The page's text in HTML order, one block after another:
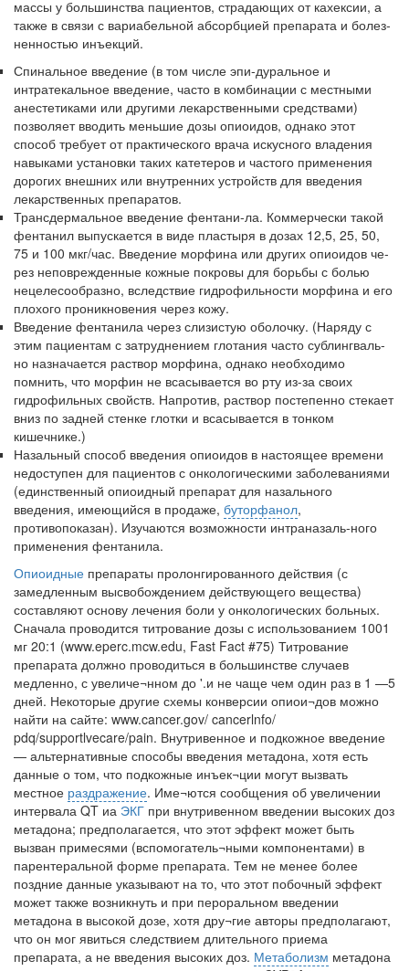
родителей в
больничной палате
бесплатно, в течении всего срока лечения...
массы у большинства пациентов, страдающих от кахексии, а
также в связи с вариа­бельной абсорбцией препарата и болез­
ненностью инъекций.
Спинальное введение (в том числе эпи-дуральное и
интратекальное введение, часто в комбинации с местными
анесте­тиками или другими лекарственными средствами)
позволяет вводить меньшие дозы опиоидов, однако этот
способ тре­бует от практического врача искусного владения
навыками установки таких ка­тетеров и частого применения
дорогих внешних или внутренних устройств для введения
лекарственных препаратов.
Трансдермальное введение фентани-ла. Коммерчески такой
фентанил вы­пускается в виде пластыря в дозах 12,5, 25, 50,
75 и 100 мкг/час. Введе­ние морфина или других опиоидов че­
рез неповрежденные кожные покровы для борьбы с болью
нецелесообразно, вследствие гидрофильности морфина и его
плохого проникновения через кожу.
Введение фентанила через слизистую оболочку. (Наряду с
этим пациентам с за­труднением глотания часто сублингваль-
но назначается раствор морфина, однако необходимо
помнить, что морфин не вса­сывается во рту из-за своих
гидрофильных свойств. Напротив, раствор постепенно стекает
вниз по задней стенке глотки и всасывается в тонком
кишечнике.)
Назальный способ введения опиоидов в настоящее времени
недоступен для па­циентов с онкологическими заболевани­ями
(единственный опиоидный препарат для назального
введения, имеющийся в продаже, буторфанол,
противопоказан). Изучаются возможности интраназаль-ного
применения фентанила.
Опиоидные препараты пролонгированного действия (с
замедленным высвобождением дей­ствующего вещества)
составляют основу лече­ния боли у онкологических больных.
Сначала проводится титрование дозы с использованием 1001
мг 20:1 (www.eperc.mcw.edu, Fast Fact #75) Титрование
препарата должно проводиться в большинстве случаев
медленно, с увеличе¬нном до '.и не чаще чем один раз в 1 —5
дней. Некоторые другие схемы конверсии опиои¬дов можно
найти на сайте: www.cancer.gov/ cancerlnfo/
pdq/supportlvecare/pain. Внутривенное и подкожное введение
— альтернативные способы введения метадона, хотя есть
данные о том, что подкожные инъек¬ции могут вызвать
местное раздражение. Име¬ются сообщения об увеличении
интервала QT иа ЭКГ при внутривенном введении высоких доз
метадона; предполагается, что этот эффект может быть
вызван примесями (вспомогатель¬ными компонентами) в
парентеральной форме препарата. Тем не менее более
поздние данные указывают на то, что этот побочный эффект
может также возникнуть и при пероральном введении
метадона в высокой дозе, хотя дру¬гие авторы предполагают,
что он мог явиться следствием длительного приема
препарата, а не введения высоких доз. Метаболизм метадона